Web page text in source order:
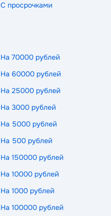
С просрочками
На 70000 рублей
На 60000 рублей
На 25000 рублей
На 3000 рублей
На 5000 рублей
На 500 рублей
На 150000 рублей
На 10000 рублей
На 1000 рублей
На 100000 рублей